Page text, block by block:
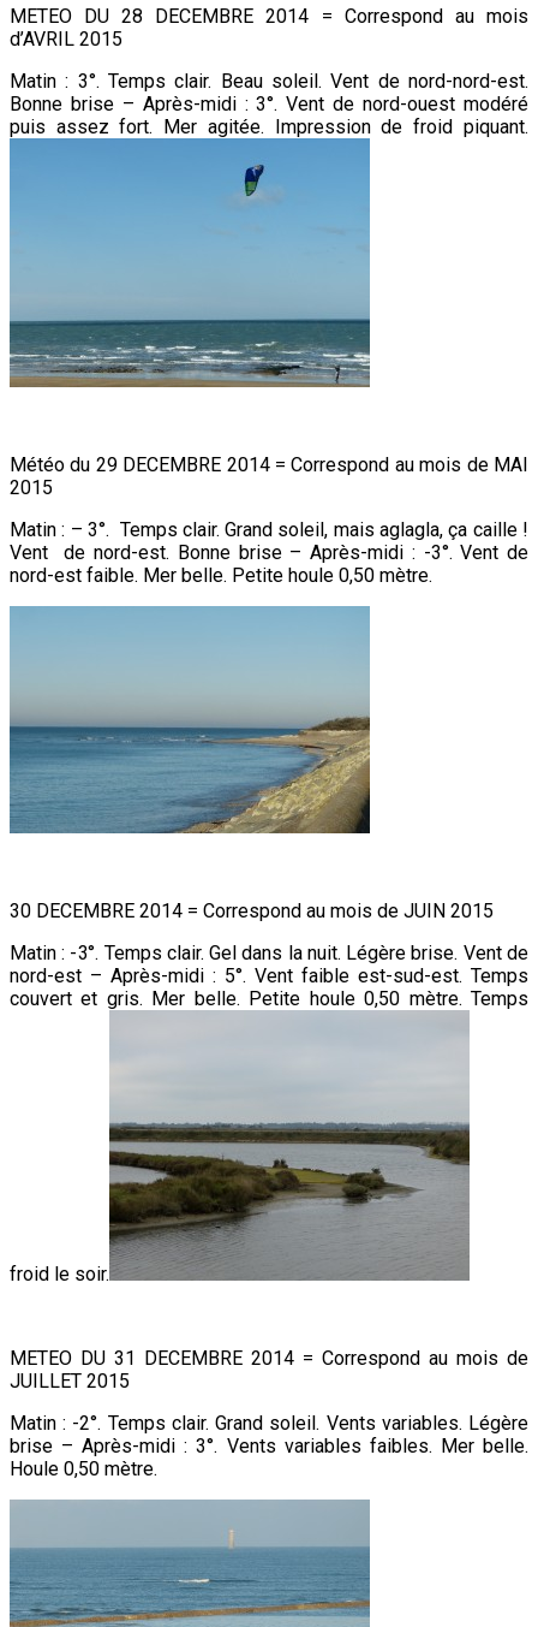
METEO DU 28 DECEMBRE 2014 = Correspond au mois
d’AVRIL 2015
Matin : 3°. Temps clair. Beau soleil. Vent de nord-nord-est.
Bonne brise – Après-midi : 3°. Vent de nord-ouest modéré
puis assez fort. Mer agitée. Impression de froid piquant.
Météo du 29 DECEMBRE 2014 = Correspond au mois de MAI
2015
Matin : – 3°. Temps clair. Grand soleil, mais aglagla, ça caille !
Vent de nord-est. Bonne brise – Après-midi : -3°. Vent de
nord-est faible. Mer belle. Petite houle 0,50 mètre.
30 DECEMBRE 2014 = Correspond au mois de JUIN 2015
Matin : -3°. Temps clair. Gel dans la nuit. Légère brise. Vent de
nord-est – Après-midi : 5°. Vent faible est-sud-est. Temps
couvert et gris. Mer belle. Petite houle 0,50 mètre. Temps
froid le soir.
METEO DU 31 DECEMBRE 2014 = Correspond au mois de
JUILLET 2015
Matin : -2°. Temps clair. Grand soleil. Vents variables. Légère
brise – Après-midi : 3°. Vents variables faibles. Mer belle.
Houle 0,50 mètre.